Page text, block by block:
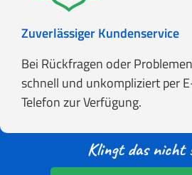
Zuverlässiger Kundenservice
Bei Rückfragen oder
schnell und unkompliziert per
Telefon zur Verfügung.